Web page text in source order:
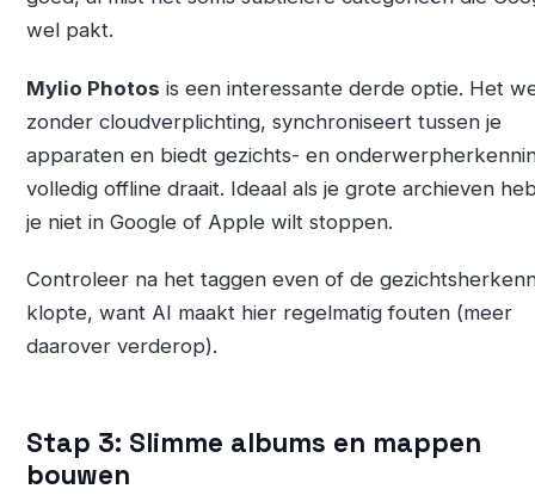
wel pakt.
Mylio Photos is een interessante derde optie. Het
zonder cloudverplichting, synchroniseert tussen je
apparaten en biedt gezichts- en
volledig offline draait. Ideaal als je grote archieven
je niet in Google of Apple wilt stoppen.
Controleer na het taggen even of de
klopte, want AI maakt hier regelmatig fouten (meer
daarover verderop).
Stap 3: Slimme albums en mappen
bouwen